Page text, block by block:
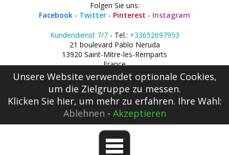
Folgen Sie uns:
Facebook - Twitter - Pinterest - Instagram
Kundendienst 7/7- Tel.: +33652697953
21 boulevard Pablo Neruda
13920 Saint-Mitre-les-Remparts
France
Unsere Website verwendet optionale Cookies,
um die Zielgruppe zu messen.
Klicken Sie hier, um mehr zu erfahren. Ihre Wahl:
Ablehnen - Akzeptieren